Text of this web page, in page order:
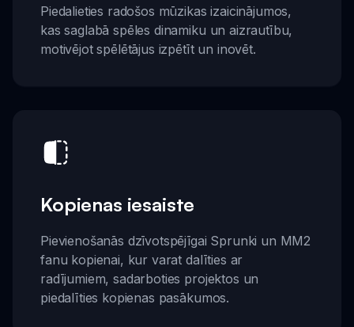
Piedalieties radošos mūzikas izaicinājumos,
kas saglabā spēles dinamiku un aizrautību,
motivējot spēlētājus izpētīt un inovēt.
Kopienas iesaiste
Pievienošanās dzīvotspējīgai Sprunki un MM2
fanu kopienai, kur varat dalīties ar
radījumiem, sadarboties projektos un
piedalīties kopienas pasākumos.